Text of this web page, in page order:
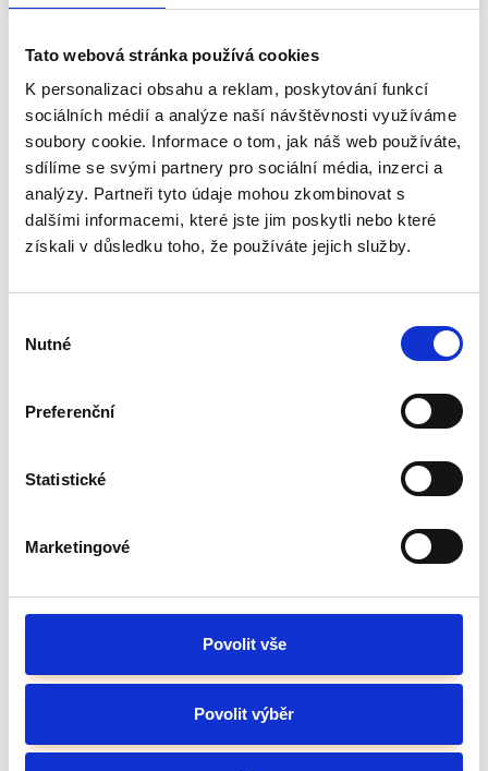
Tato webová stránka používá cookies
K personalizaci obsahu a reklam, poskytování funkcí
sociálních médií a analýze naší návštěvnosti využíváme
soubory cookie. Informace o tom, jak náš web používáte,
sdílíme se svými partnery pro sociální média, inzerci a
analýzy. Partneři tyto údaje mohou zkombinovat s
dalšími informacemi, které jste jim poskytli nebo které
získali v důsledku toho, že používáte jejich služby.
souhlasu
Nutné
Preferenční
Statistické
Marketingové
Povolit vše
Povolit výběr
Chci konzultaci a zaměření
zdarma
Máte zájem o naše služby nebo jen dotaz?
Telefon
Zpráva